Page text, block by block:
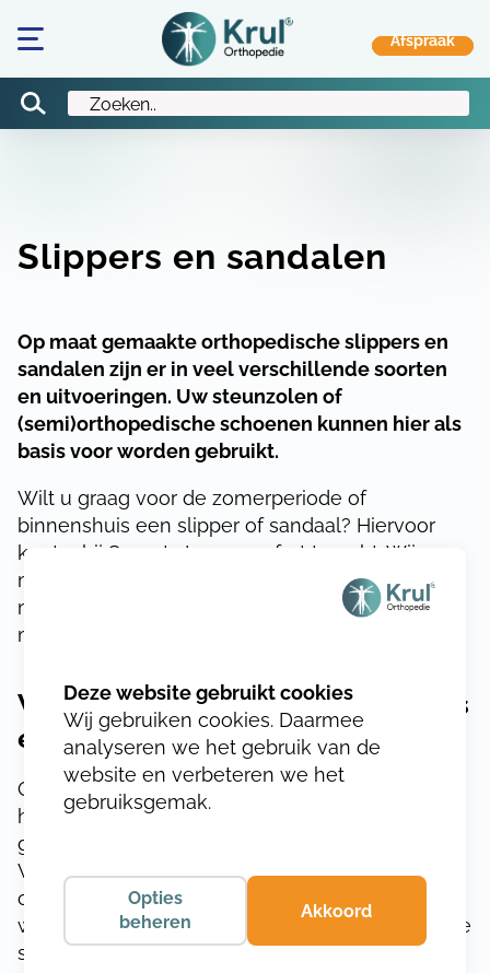
Slippers en sandalen
Op maat gemaakte orthopedische slippers en
sandalen zijn er in veel verschillende soorten
en uitvoeringen. Uw steunzolen of
(semi)orthopedische schoenen kunnen hier als
basis voor worden gebruikt.
Wilt u graag voor de zomerperiode of
binnenshuis een slipper of sandaal? Hiervoor
kunt u bij Smeets Loopcomfort terecht. Wij
maken onze slippers en sandalen voor u op
maat. U kunt bij ons kiezen uit verschillende
modellen, kleuren en materialen.
Wat zijn orthopedische slippers
en sandalen?
Orthopedische slippers en sandalen worden
helemaal voor uw voeten en naar uw wensen
gemaakt, afhankelijk van de mogelijkheden.
Vaak heeft u al (semi)orthopedische schoenen
of steunzolen via Smeets Loopcomfort. Deze
worden als basis gebruikt voor de orthopedische
slippers en sandalen.
Wij gebruiken cookies. Daarmee
analyseren we het gebruik van de
website en verbeteren we het
gebruiksgemak.
Opties
beheren
Akkoord